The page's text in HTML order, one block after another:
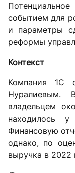
событием для
и параметры
реформы
Контекст
Компания 1С
владельцем
находилось
Финансовую
однако, по
выручка в 2022